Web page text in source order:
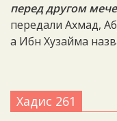
перед другом
передали Ахмад,
а Ибн Хузайма
Хадис 261